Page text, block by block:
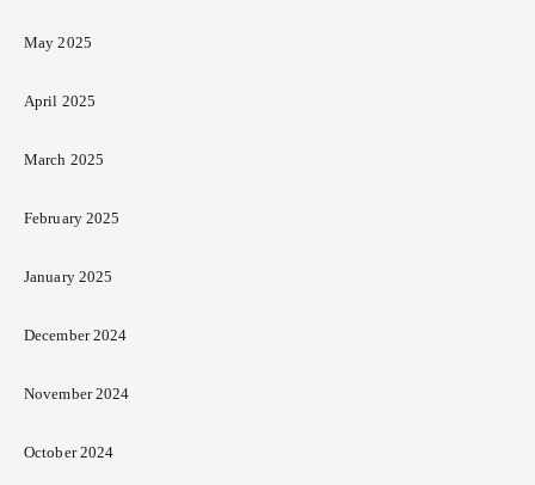
May 2025
April 2025
March 2025
February 2025
January 2025
December 2024
November 2024
October 2024